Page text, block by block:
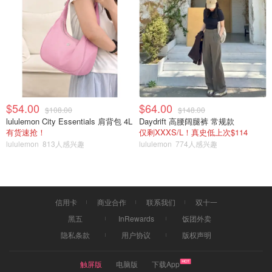
我选择的颜料是那种话有些稀的，可以直接上色的。画布也
是小小的那种可以多画几张。
你可以先用铅笔勾勒下想要画出的轮廓，由于我的画工不允
许所以就随便画了画。😸
$54.00 $108.00
lululemon City Essentials 肩背包 4L
有货速抢！
lululemon 813人感兴趣
$64.00 $148.00
Daydrift 高腰阔腿裤 常规款
仅剩XXXS/L！真史低上次$114
lululemon 774人感兴趣
信用卡 商业合作 联系我们
双十一
黑五
InRewards
饭团外卖
隐私条款
用户协议 版权声明
触屏版 电脑版 下载App